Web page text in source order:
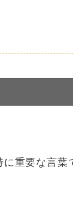
重要な言葉